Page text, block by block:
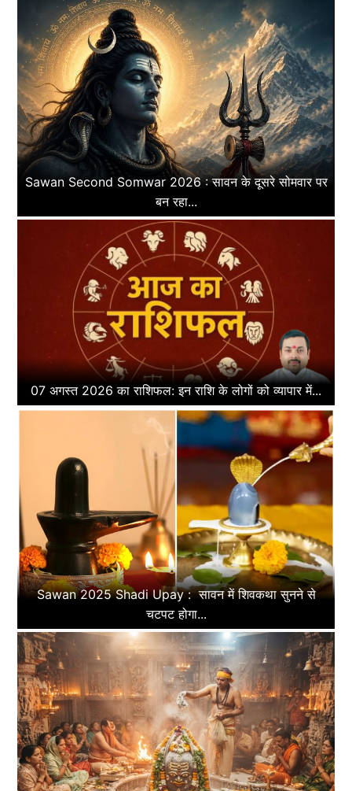
Sawan Second Somwar 2026 : सावन के दूसरे सोमवार पर
बन रहा...
07 अगस्त 2026 का राशिफल: इन राशि के लोगों को व्यापार में...
Sawan 2025 Shadi Upay : सावन में शिवकथा सुनने से
चटपट होगा...